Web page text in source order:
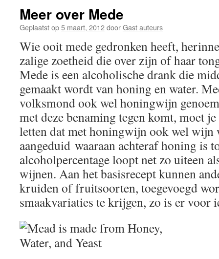
Meer over Mede
Geplaatst op5 maart, 2012doorGast auteurs
Wie ooit mede gedronken heeft,
zalige zoetheid die over zijn of haar
Mede is een alcoholische drank die
gemaakt wordt van honing en water.
volksmond ook wel honingwijn
met deze benaming tegen komt, moet
letten dat met honingwijn ook wel wijn
aangeduid waaraan achteraf honing is
alcoholpercentage loopt net zo uiteen
wijnen. Aan het basisrecept kunnen
kruiden of fruitsoorten, toegevoegd
smaakvariaties te krijgen, zo is er voor